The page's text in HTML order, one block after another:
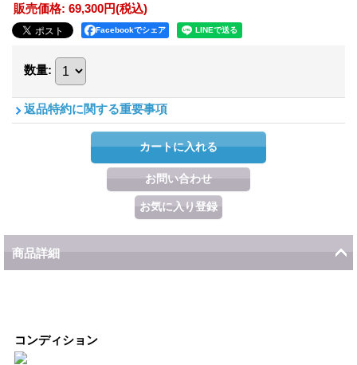
販売価格: 69,300円(税込)
Facebookでシェア
数量:
返品特約に関する重要事項
商品詳細
コンディション